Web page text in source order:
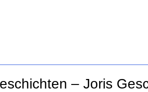
– Joris